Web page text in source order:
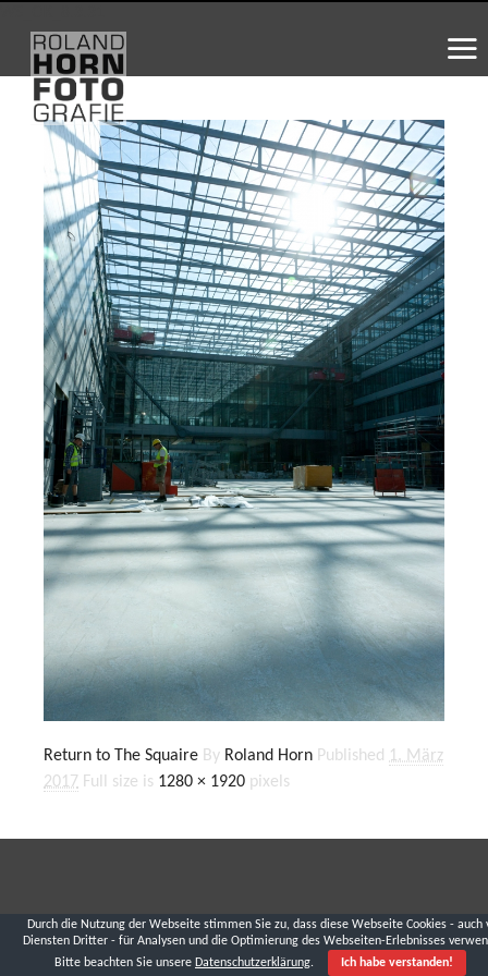
Return to The Squaire By Roland Horn Published 1. März
2017 Full size is 1280 × 1920 pixels
Durch die Nutzung der Webseite stimmen Sie zu, dass diese Webseite Cookies - auch
Diensten Dritter - für Analysen und die Optimierung des Webseiten-Erlebnisses
Bitte beachten Sie unsere Datenschutzerklärung. Ich habe verstanden!